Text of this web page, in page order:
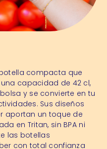
compacta que
capacidad de 42 cl,
y se convierte en tu
Sus diseños
aportan un toque de
en Tritan, sin BPA ni
las botellas
con total confianza